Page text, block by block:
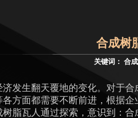
合成树
关键词： 合
发生翻天覆地的变化。对于
方面都需要不断前进，根据
脂瓦人通过探索，意识到：